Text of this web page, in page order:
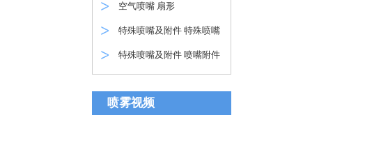
空气喷嘴 扇形
特殊喷嘴及附件 特殊喷嘴
特殊喷嘴及附件 喷嘴附件
喷雾视频